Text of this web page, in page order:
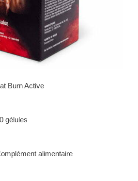
Burn Active
gélules
alimentaire